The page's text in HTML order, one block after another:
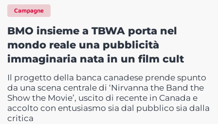
Campagne
BMO insieme a TBWA porta nel
mondo reale una pubblicità
immaginaria nata in un film cult
Il progetto della banca canadese prende spunto
da una scena centrale di ‘Nirvanna the Band the
Show the Movie’, uscito di recente in Canada e
accolto con entusiasmo sia dal pubblico sia dalla
critica